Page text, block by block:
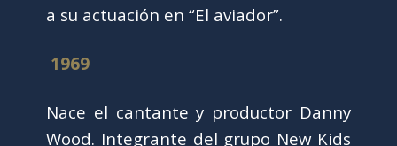
a su actuación en “El aviador”.
1969
Nace el cantante y productor Danny
Wood. Integrante del grupo New Kids